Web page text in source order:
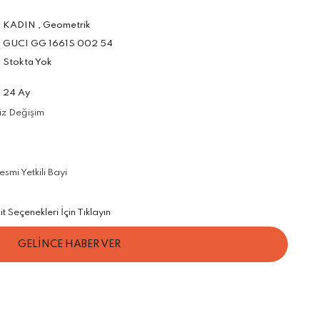
KADIN , Geometrik
GUCI GG 1661S 002 54
Stokta Yok
24 Ay
Değişim
Yetkili Bayi
İçin Tıklayın
GELİNCE HABER VER